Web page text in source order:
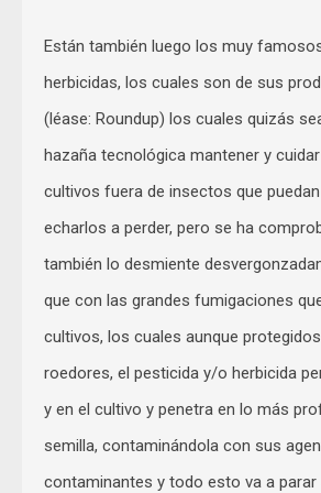
Están también luego los muy
herbicidas, los cuales son de sus
(léase: Roundup) los cuales quizás
hazaña tecnológica mantener y
cultivos fuera de insectos que
echarlos a perder, pero se ha
también lo desmiente
que con las grandes fumigaciones
cultivos, los cuales aunque
roedores, el pesticida y/o herbicida
y en el cultivo y penetra en lo más
semilla, contaminándola con sus
contaminantes y todo esto va a parar